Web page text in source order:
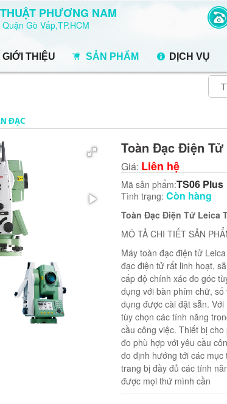
PHƯƠNG NAM
Gò Vấp,TP.HCM
GIỚI THIỆU SẢN PHẨM DỊCH VỤ
ĐẠC
Toàn Đạc Điện
Giá: Liên hệ
Mã sản phẩm:TS06 Plus
Tình trạng:Còn hàng
Toàn Đạc Điện Tử Leica
MÔ TẢ CHI TIẾT SẢN
Máy toàn đạc điện tử
đạc điện tử rất linh hoạt,
cấp độ chính xác đo góc
dụng với bàn phím chữ,
dụng được cài đặt sẵn.
tùy chọn các tính năng
cầu công việc. Thiết bị
đo phù hợp với yêu cầu
đo định hướng tới các
trang bị đầy đủ các tính
được mọi thứ mình cần